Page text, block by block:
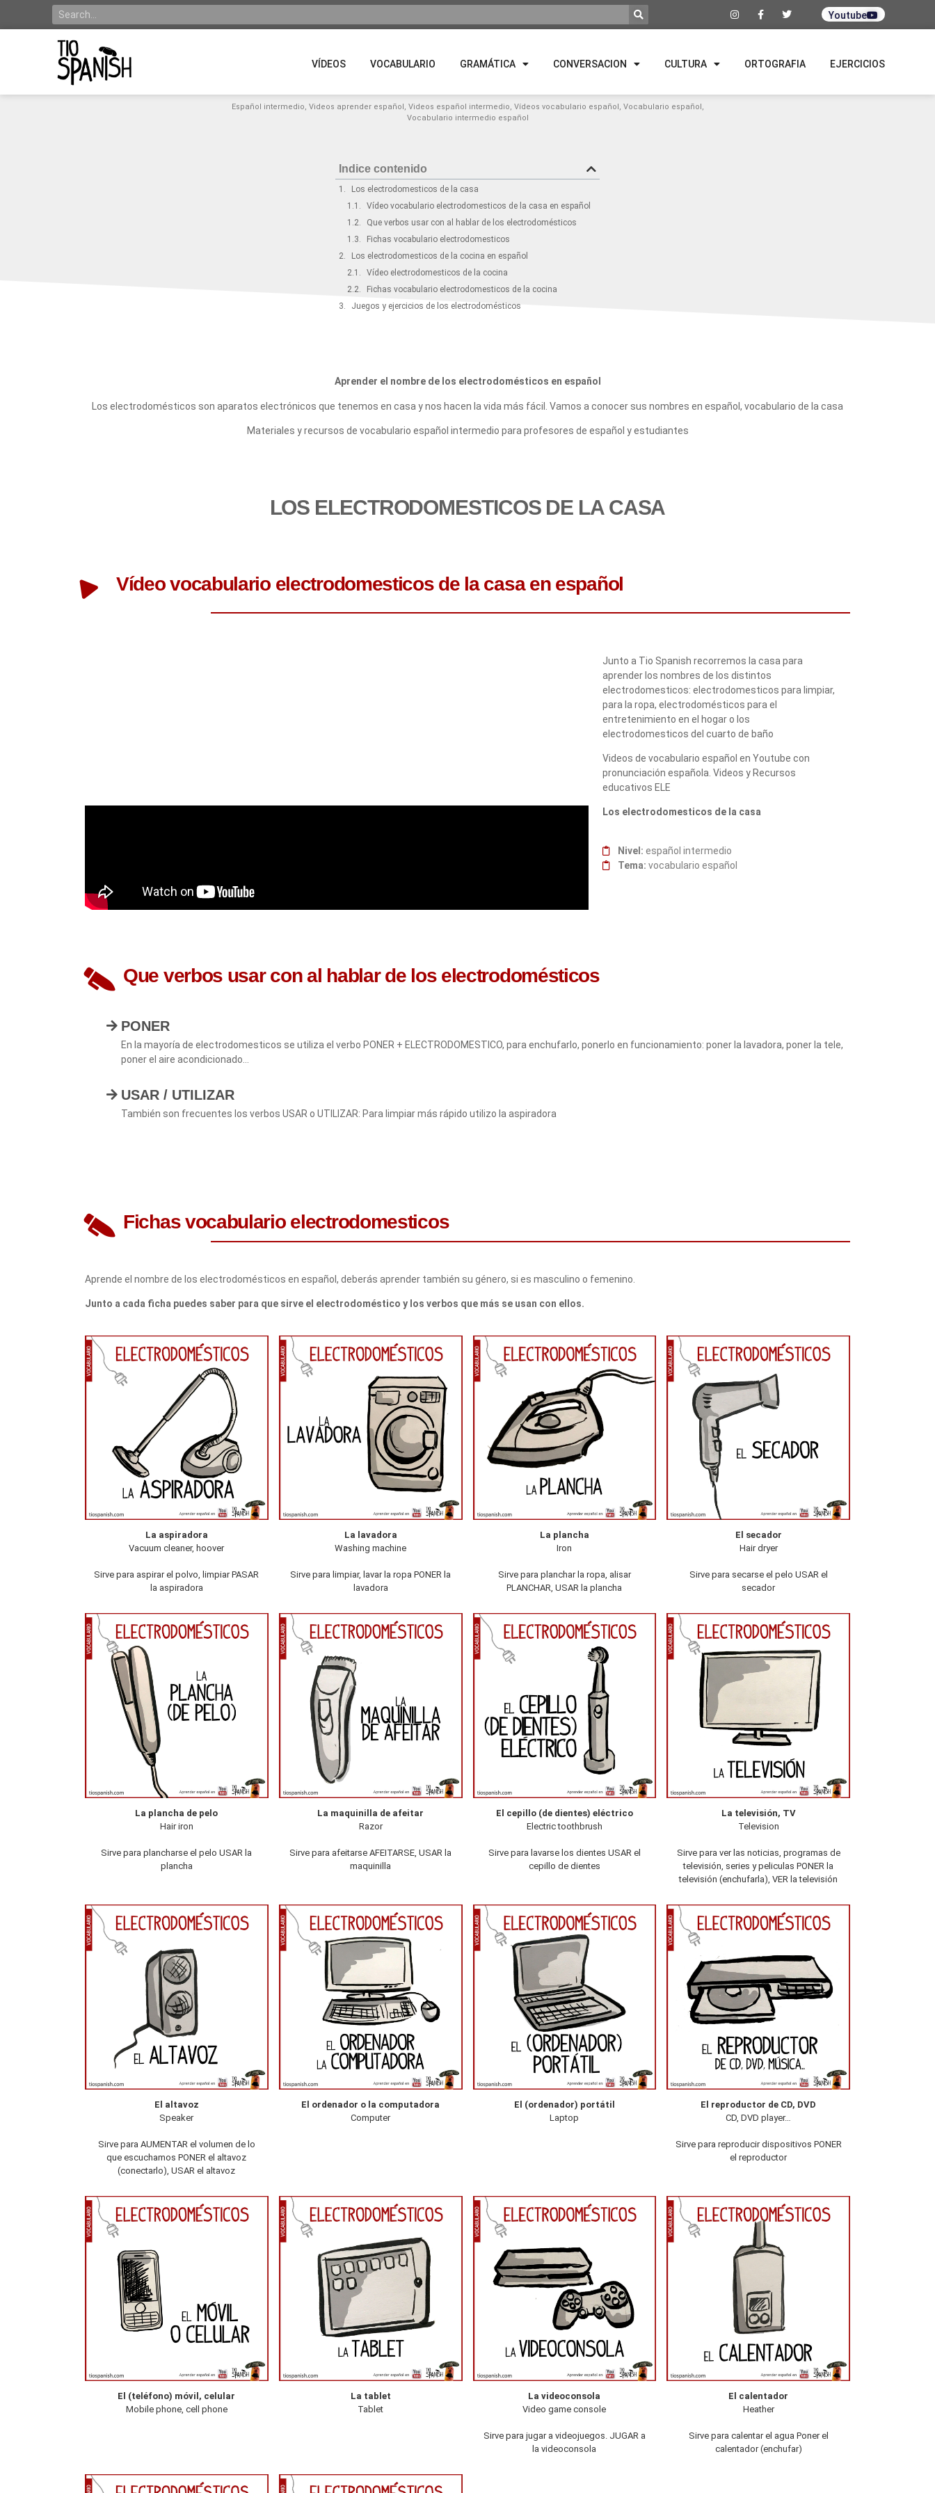
Youtube
VÍDEOS VOCABULARIO GRAMÁTICA CONVERSACION CULTURA ORTOGRAFIA EJERCICIOS
Español intermedio, Videos aprender español , Videos español intermedio, Vídeos vocabulario español , Vocabulario español ,
Vocabulario intermedio español
Indice contenido
Los electrodomesticos de la casa
Vídeo vocabulario electrodomesticos de la casa en español
Que verbos usar con al hablar de los electrodomésticos
Fichas vocabulario electrodomesticos
Los electrodomesticos de la cocina en español
Vídeo electrodomesticos de la cocina
Fichas vocabulario electrodomesticos de la cocina
Juegos y ejercicios de los electrodomésticos
Aprender el nombre de los electrodomésticos en español
Los electrodomésticos son aparatos electrónicos que tenemos en casa y nos hacen la vida más fácil. Vamos a conocer sus nombres en español, vocabulario de la casa
Materiales y recursos de vocabulario español intermedio para profesores de español y estudiantes
LOS ELECTRODOMESTICOS DE LA CASA
Vídeo vocabulario electrodomesticos de la casa en español
Junto a Tio Spanish recorremos la casa para
aprender los nombres de los distintos
electrodomesticos: electrodomesticos para limpiar,
para la ropa, electrodomésticos para el
entretenimiento en el hogar o los
electrodomesticos del cuarto de baño
Videos de vocabulario español en Youtube con
pronunciación española. Videos y Recursos
educativos ELE
Los electrodomesticos de la casa
Nivel: español intermedio
Tema: vocabulario español
Que verbos usar con al hablar de los electrodomésticos
PONER
En la mayoría de electrodomesticos se utiliza el verbo PONER + ELECTRODOMESTICO, para enchufarlo, ponerlo en funcionamiento: poner la lavadora, poner la tele,
poner el aire acondicionado…
USAR / UTILIZAR
También son frecuentes los verbos USAR o UTILIZAR: Para limpiar más rápido utilizo la aspiradora
Fichas vocabulario electrodomesticos
Aprende el nombre de los electrodomésticos en español, deberás aprender también su género, si es masculino o femenino.
Junto a cada ficha puedes saber para que sirve el electrodoméstico y los verbos que más se usan con ellos.
La aspiradora
Vacuum cleaner, hoover
Sirve para aspirar el polvo, limpiar PASAR
la aspiradora
La lavadora
Washing machine
Sirve para limpiar, lavar la ropa PONER la
lavadora
La plancha
Iron
Sirve para planchar la ropa, alisar
PLANCHAR, USAR la plancha
El secador
Hair dryer
Sirve para secarse el pelo USAR el
secador
La plancha de pelo
Hair iron
Sirve para plancharse el pelo USAR la
plancha
La maquinilla de afeitar
Razor
Sirve para afeitarse AFEITARSE, USAR la
maquinilla
El cepillo (de dientes) eléctrico
Electric toothbrush
Sirve para lavarse los dientes USAR el
cepillo de dientes
La televisión, TV
Television
Sirve para ver las noticias, programas de
televisión, series y peliculas PONER la
televisión (enchufarla), VER la televisión
El altavoz
Speaker
Sirve para AUMENTAR el volumen de lo
que escuchamos PONER el altavoz
(conectarlo), USAR el altavoz
El ordenador o la computadora
Computer
El (ordenador) portátil
Laptop
El reproductor de CD, DVD
CD, DVD player…
Sirve para reproducir dispositivos PONER
el reproductor
El (teléfono) móvil, celular
Mobile phone, cell phone
La tablet
Tablet
La videoconsola
Video game console
Sirve para jugar a videojuegos. JUGAR a
la videoconsola
El calentador
Heather
Sirve para calentar el agua Poner el
calentador (enchufar)